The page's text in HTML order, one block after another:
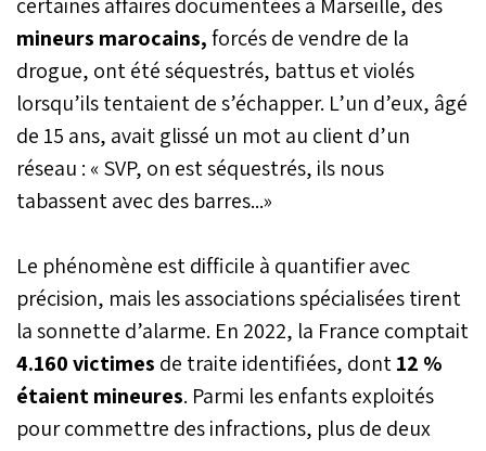
mineurs marocains,forcés de vendre de la
drogue, ont été séquestrés, battus et violés
lorsqu’ils tentaient de s’échapper. L’un d’eux, âgé
de 15 ans, avait glissé un mot au client d’un
réseau : « SVP, on est séquestrés, ils nous
tabassent avec des barres...»
Le phénomène est difficile à quantifier avec
précision, mais les associations spécialisées tirent
la sonnette d’alarme. En 2022, la France comptait
4.160 victimes de traite identifiées, dont12 %
étaient mineures. Parmi les enfants exploités
pour commettre des infractions, plus de deux